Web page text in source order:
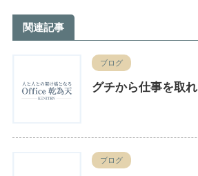
関連記事
ブログ
グチから仕事を取れ
ブログ